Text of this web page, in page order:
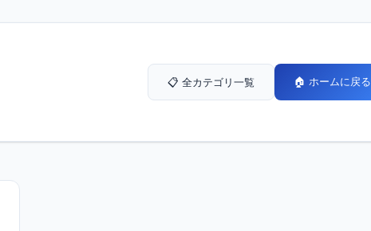
📋 全カテゴリ一覧 🏠 ホームに戻る